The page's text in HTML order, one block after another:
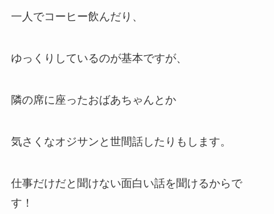
一人でコーヒー飲んだり、
ゆっくりしているのが基本ですが、
隣の席に座ったおばあちゃんとか
気さくなオジサンと世間話したりもします。
仕事だけだと聞けない面白い話を聞けるからで
す！